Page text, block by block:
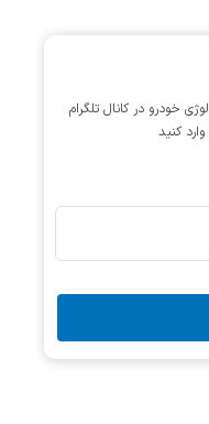
خودرو در کانال تلگرام
کنید